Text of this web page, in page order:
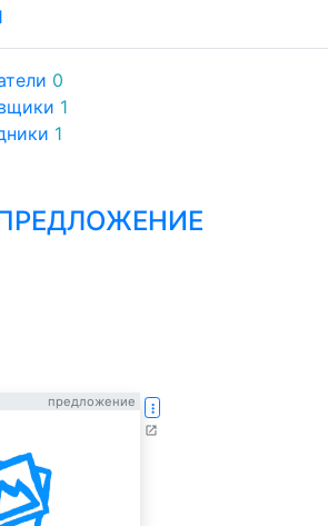
0
1
1
предложение more_vert
open_in_new